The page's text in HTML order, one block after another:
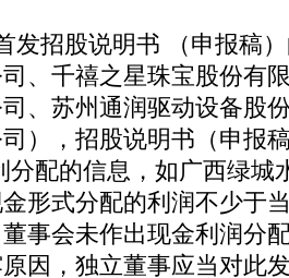
招股说明书 （申报稿）
、千禧之星珠宝股份有
、苏州通润驱动设备股
），招股说明书（申报
分配的信息，如广西绿城
形式分配的利润不少于
事会未作出现金利润分
因，独立董事应当对此